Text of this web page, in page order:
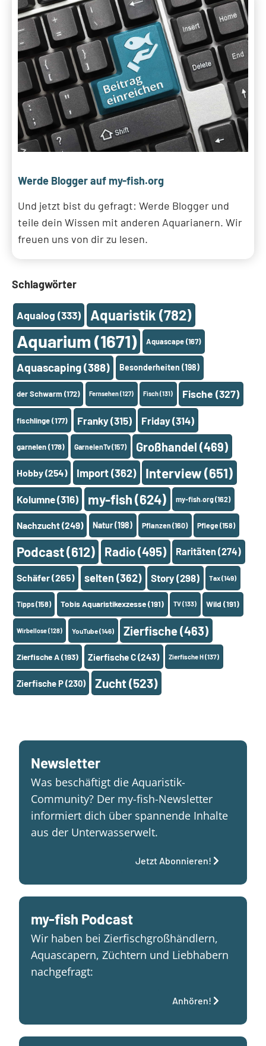
Werde Blogger auf my-fish.org
Und jetzt bist du gefragt: Werde Blogger und
teile dein Wissen mit anderen Aquarianern. Wir
freuen uns von dir zu lesen.
Schlagwörter
Aqualog (333) Aquaristik (782)
Aquarium (1671) Aquascape(167)
Aquascaping(388) Besonderheiten (198)
der Schwarm(172) Fernsehen(127) Fisch(131) Fische (327)
fischlinge(177) Franky(315) Friday(314)
garnelen(178) GarnelenTv(157) Großhandel (469)
Hobby(254) Import(362) Interview(651)
Kolumne(316) my-fish(624) my-fish.org(162)
Nachzucht(249) Natur(198) Pflanzen(160) Pflege(158)
Podcast(612) Radio(495) Raritäten (274)
Schäfer(265) selten (362) Story (298) Tax(149)
Tipps(158) Tobis Aquaristikexzesse(191) TV(133) Wild (191)
Wirbellose(128) YouTube(146) Zierfische(463)
Zierfische A(193) Zierfische C(243) Zierfische H(137)
Zierfische P(230) Zucht(523)
Newsletter
Was beschäftigt die Aquaristik-
Community? Der my-fish-Newsletter
informiert dich über spannende Inhalte
aus der Unterwasserwelt.
Jetzt Abonnieren!
my-fish Podcast
Wir haben bei Zierfischgroßhändlern,
Aquascapern, Züchtern und Liebhabern
nachgefragt:
Anhören!